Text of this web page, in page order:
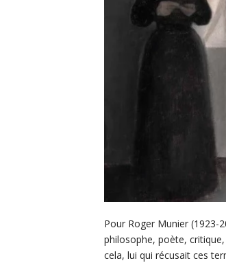
Pour Roger Munier (1923-
philosophe, poète,
cela, lui qui récusait ces